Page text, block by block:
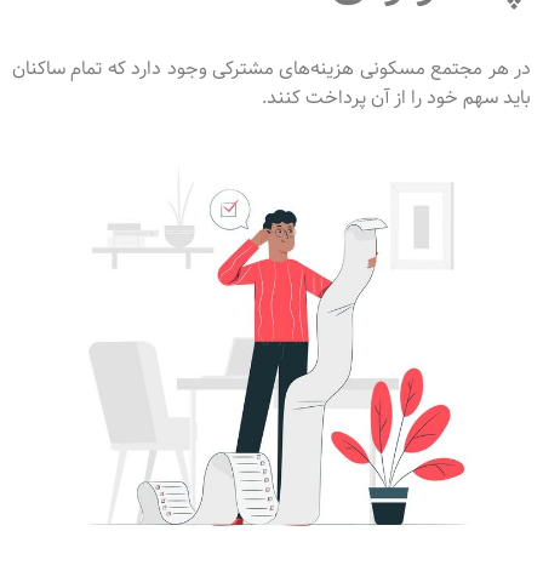
در هر مجتمع مسکونی هزینه‌های مشترکی وجود دارد که تمام ساکنان
باید سهم خود را از آن پرداخت کنند.